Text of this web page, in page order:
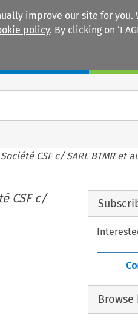
improve our site for you.
policy. By clicking on ‘I
Société CSF c/ SARL BTMR et
CSF c/